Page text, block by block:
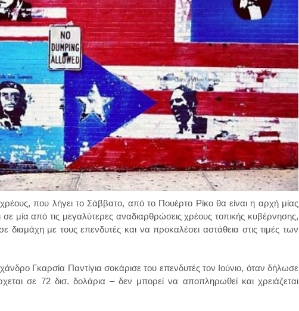
που λήγει το Σάββατο, από το Πουέρτο Ρίκο θα είναι η αρχή μίας
σε μία από τις μεγαλύτερες αναδιαρθρώσεις χρέους τοπικής κυβέρνησης,
διαμάχη με τους επενδυτές και να προκαλέσει αστάθεια στις τιμές των
Γκαρσία Παντίγια σοκάρισε του επενδυτές τον Ιούνιο, όταν δήλωσε
σε 72 δισ. δολάρια – δεν μπορεί να αποπληρωθεί και χρειάζεται